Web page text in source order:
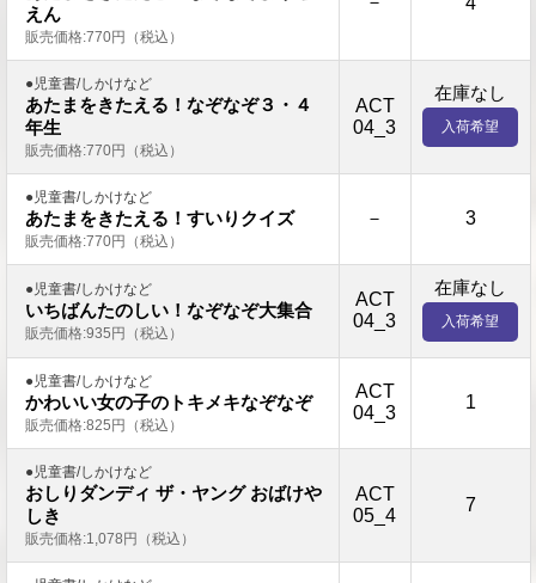
えん
販売価格:770円（税込）
●児童書/しかけなど
あたまをきたえる！なぞなぞ３・４
年生
販売価格:770円（税込）
ACT
04_3
在庫なし
入荷希望
●児童書/しかけなど
あたまをきたえる！すいりクイズ
販売価格:770円（税込）
－ 3
●児童書/しかけなど
いちばんたのしい！なぞなぞ大集合
販売価格:935円（税込）
ACT
04_3
在庫なし
入荷希望
●児童書/しかけなど
かわいい女の子のトキメキなぞなぞ
販売価格:825円（税込）
ACT
04_3
1
●児童書/しかけなど
おしりダンディ ザ・ヤング おばけや
しき
販売価格:1,078円（税込）
ACT
05_4
7